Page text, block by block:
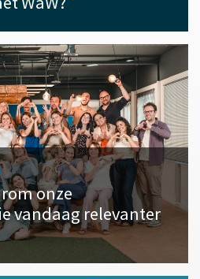
onze
vandaag relevanter